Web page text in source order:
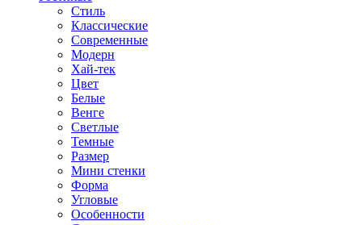
Стиль
Классические
Современные
Модерн
Хай-тек
Цвет
Белые
Венге
Светлые
Темные
Размер
Мини стенки
Форма
Угловые
Особенности